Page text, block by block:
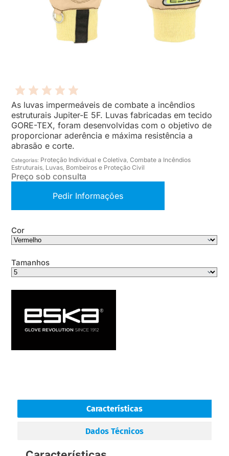
As luvas impermeáveis de combate a incêndios
estruturais Jupiter-E 5F. Luvas fabricadas em tecido
GORE-TEX, foram desenvolvidas com o objetivo de
proporcionar aderência e máxima resistência a
abrasão e corte.
Categorias: Proteção Individual e Coletiva,Combate a Incêndios
Estruturais, Luvas, Bombeiros e Proteção Civil
Preço sob consulta
Pedir Informações
Cor
Tamanhos
Características
Dados Técnicos